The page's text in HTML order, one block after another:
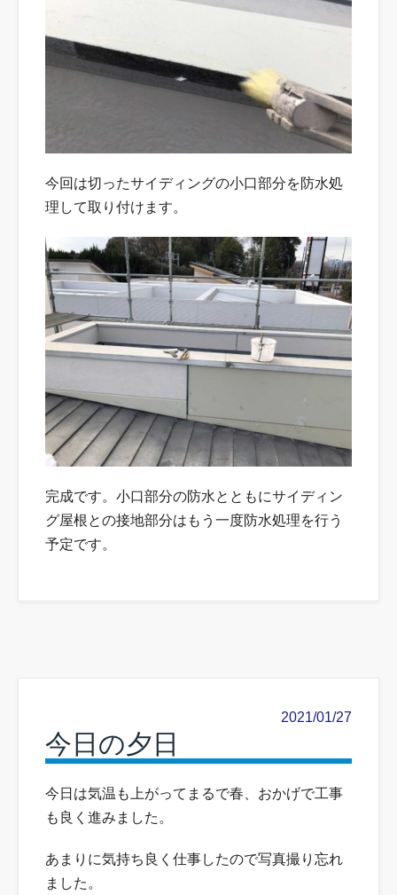
今回は切ったサイディングの小口部分を防水処
理して取り付けます。
完成です。小口部分の防水とともにサイディン
グ屋根との接地部分はもう一度防水処理を行う
予定です。
2021/01/27
今日の夕日
今日は気温も上がってまるで春、おかげで工事
も良く進みました。
あまりに気持ち良く仕事したので写真撮り忘れ
ました。